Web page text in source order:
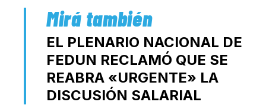
EL PLENARIO NACIONAL DE
FEDUN RECLAMÓ QUE SE
REABRA «URGENTE» LA
DISCUSIÓN SALARIAL